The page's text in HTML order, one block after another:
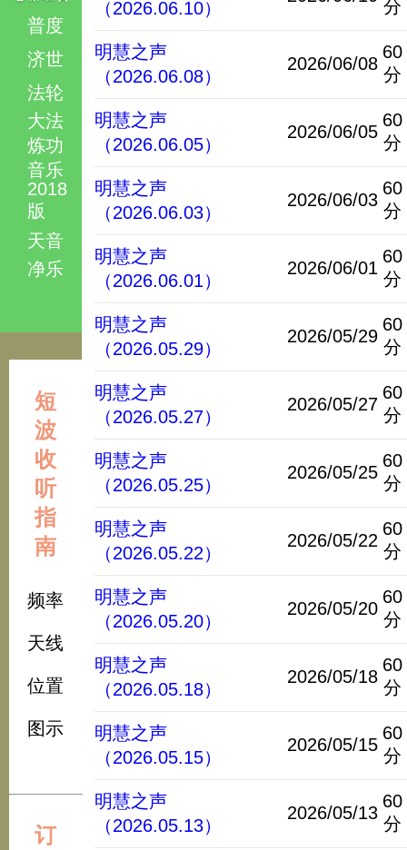
普度
济世
法轮
大法
炼功
音乐
2018
版
天音
净乐
短
波
收
听
指
南
频率
天线
位置
图示
订
（2026.06.10）
分
明慧之声
（2026.06.08）
2026/06/08
60
分
明慧之声
（2026.06.05）
2026/06/05
60
分
明慧之声
（2026.06.03）
2026/06/03
60
分
明慧之声
（2026.06.01）
2026/06/01
60
分
明慧之声
（2026.05.29）
2026/05/29
60
分
明慧之声
（2026.05.27）
2026/05/27
60
分
明慧之声
（2026.05.25）
2026/05/25
60
分
明慧之声
（2026.05.22）
2026/05/22
60
分
明慧之声
（2026.05.20）
2026/05/20
60
分
明慧之声
（2026.05.18）
2026/05/18
60
分
明慧之声
（2026.05.15）
2026/05/15
60
分
明慧之声
（2026.05.13）
2026/05/13
60
分